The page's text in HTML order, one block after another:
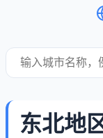
东北地